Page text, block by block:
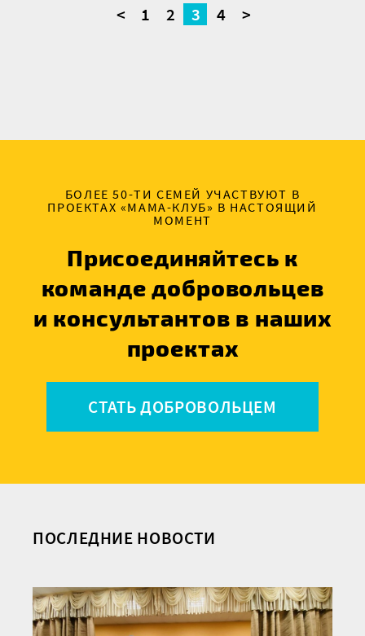
< 1 2 3 4 >
БОЛЕЕ 50-ТИ СЕМЕЙ УЧАСТВУЮТ В
ПРОЕКТАХ «МАМА-КЛУБ» В НАСТОЯЩИЙ
МОМЕНТ
Присоединяйтесь к
команде добровольцев
и консультантов в наших
проектах
СТАТЬ ДОБРОВОЛЬЦЕМ
ПОСЛЕДНИЕ НОВОСТИ